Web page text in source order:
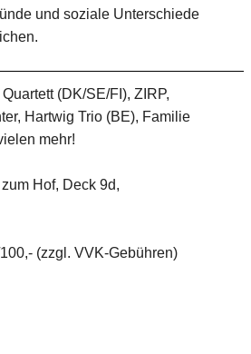
und soziale Unterschiede
(DK/SE/FI), ZIRP,
Hartwig Trio (BE), Familie
mehr!
Hof, Deck 9d,
(zzgl. VVK-Gebühren)